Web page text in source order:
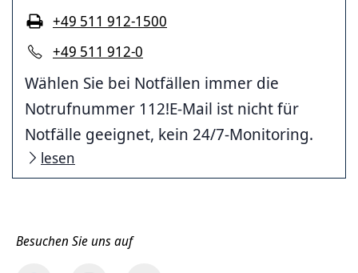
+49 511 912-0
+49 511 912-1500
Wählen Sie bei Notfällen immer die
Notrufnummer 112!E-Mail ist nicht für
Notfälle geeignet, kein 24/7-Monitoring.
lesen
Besuchen Sie uns auf